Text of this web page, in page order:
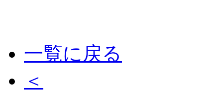
一覧に戻る
＜